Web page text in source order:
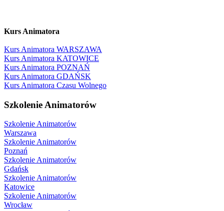
Kurs Animatora
Kurs Animatora WARSZAWA
Kurs Animatora KATOWICE
Kurs Animatora POZNAŃ
Kurs Animatora GDAŃSK
Kurs Animatora Czasu Wolnego
Szkolenie Animatorów
Szkolenie Animatorów
Warszawa
Szkolenie Animatorów
Poznań
Szkolenie Animatorów
Gdańsk
Szkolenie Animatorów
Katowice
Szkolenie Animatorów
Wrocław